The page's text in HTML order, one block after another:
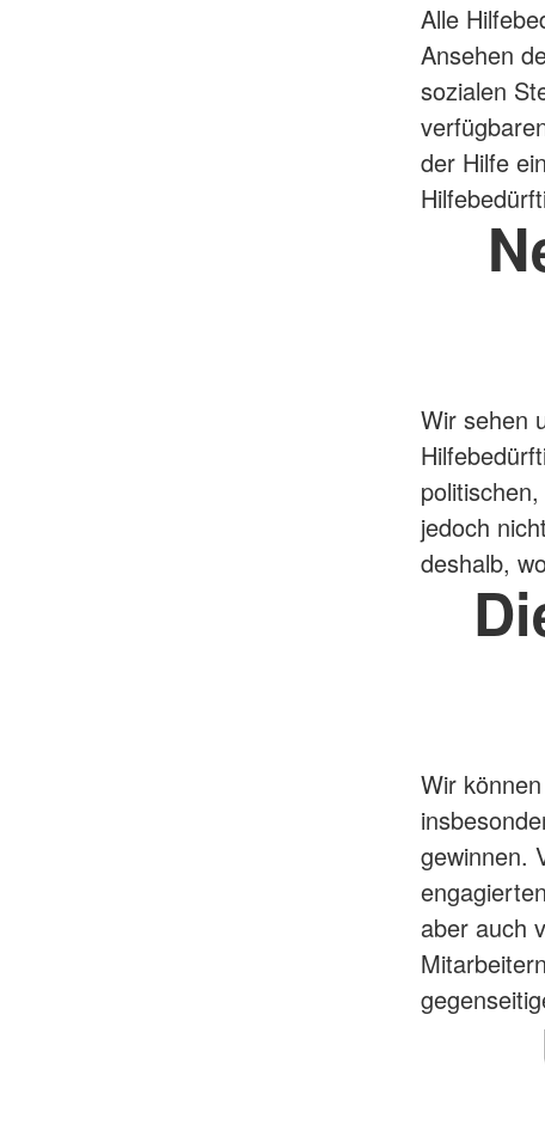
Alle
Ansehen
sozialen
der Hilfe
Wir sehen
jedoch
deshalb,
Wir
gewinnen.
aber auch